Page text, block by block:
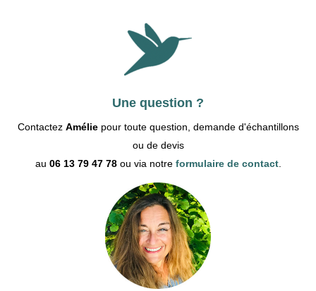
Une question ?
Contactez Améliepour toute question, demande d'échantillons
ou de devis
au 06 13 79 47 78 ou via notre formulaire de contact.